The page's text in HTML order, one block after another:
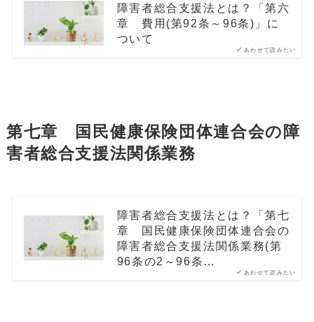
あわせて読みたい
障害者総合支援法とは？「第六
章 費用(第92条～96条)」に
ついて
第七章 国民健康保険団体連合会の障
害者総合支援法関係業務
あわせて読みたい
障害者総合支援法とは？「第七
章 国民健康保険団体連合会の
障害者総合支援法関係業務(第
96条の2～96条…